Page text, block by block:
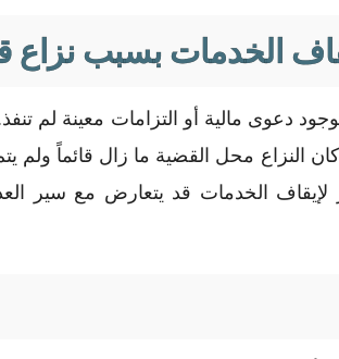
الخدمات بسبب نزاع
مالية أو التزامات معينة لم تنفذ.
النزاع محل القضية ما زال قائماً
لإيقاف الخدمات قد يتعارض مع سير